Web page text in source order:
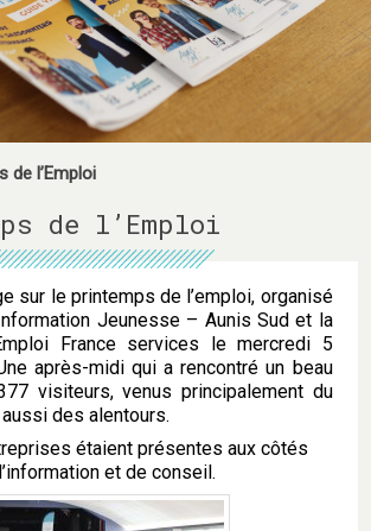
de l’Emploi
de l’Emploi
sur le printemps de l’emploi, organisé
Jeunesse – Aunis Sud et la
France services le mercredi 5
après-midi qui a rencontré un beau
visiteurs, venus principalement du
des alentours.
étaient présentes aux côtés
et de conseil.